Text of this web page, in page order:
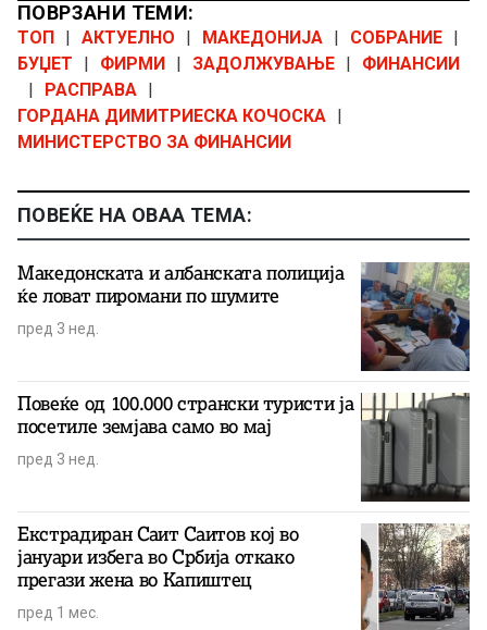
ПОВРЗАНИ ТЕМИ:
ТОП АКТУЕЛНО МАКЕДОНИЈА СОБРАНИЕ
БУЏЕТ
ФИРМИ ЗАДОЛЖУВАЊЕ
ФИНАНСИИ
РАСПРАВА
ГОРДАНА ДИМИТРИЕСКА КОЧОСКА
МИНИСТЕРСТВО ЗА ФИНАНСИИ
ПОВЕЌЕ НА ОВАА ТЕМА:
Македонската и албанската полиција
ќе ловат пиромани по шумите
пред 3 нед.
Повеќе од 100.000 странски туристи ја
посетиле земјава само во мај
пред 3 нед.
Екстрадиран Саит Саитов кој во
јануари избега во Србија откако
прегази жена во Капиштец
пред 1 мес.